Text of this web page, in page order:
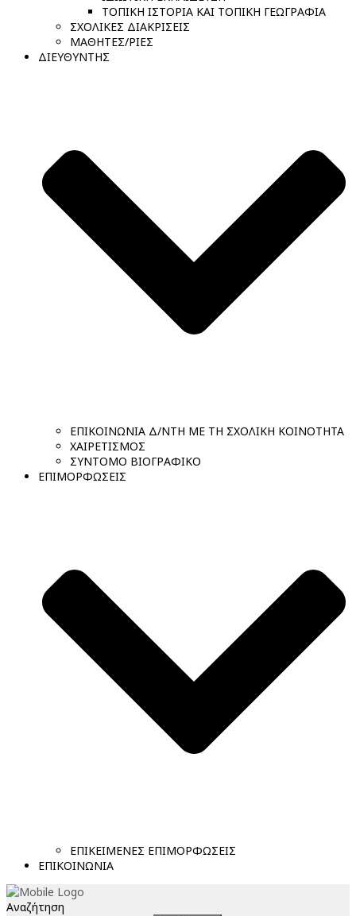
ΤΟΠΙΚΗ ΙΣΤΟΡΙΑ ΚΑΙ ΤΟΠΙΚΗ ΓΕΩΓΡΑΦΙΑ
ΣΧΟΛΙΚΕΣ ΔΙΑΚΡΙΣΕΙΣ
ΜΑΘΗΤΕΣ/ΡΙΕΣ
ΔΙΕΥΘΥΝΤΗΣ
ΕΠΙΚΟΙΝΩΝΙΑ Δ/ΝΤΗ ΜΕ ΤΗ ΣΧΟΛΙΚΗ ΚΟΙΝΟΤΗΤΑ
ΧΑΙΡΕΤΙΣΜΟΣ
ΣΥΝΤΟΜΟ ΒΙΟΓΡΑΦΙΚΟ
ΕΠΙΜΟΡΦΩΣΕΙΣ
ΕΠΙΚΕΙΜΕΝΕΣ ΕΠΙΜΟΡΦΩΣΕΙΣ
ΕΠΙΚΟΙΝΩΝΙΑ
Αναζήτηση